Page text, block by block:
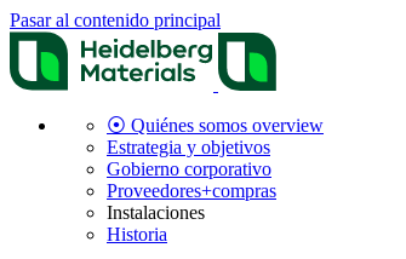
Pasar al contenido principal
⦿ Quiénes somos overview
Estrategia y objetivos
Gobierno corporativo
Proveedores+compras
Instalaciones
Historia